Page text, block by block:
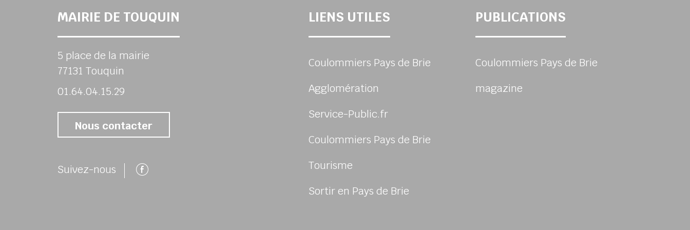
MAIRIE DE TOUQUIN
5 place de la mairie
77131 Touquin
01.64.04.15.29
Nous contacter
Suivez-nous
LIENS UTILES
Coulommiers Pays de Brie
Agglomération
Service-Public.fr
Coulommiers Pays de Brie
Tourisme
Sortir en Pays de Brie
PUBLICATIONS
Coulommiers Pays de Brie
magazine